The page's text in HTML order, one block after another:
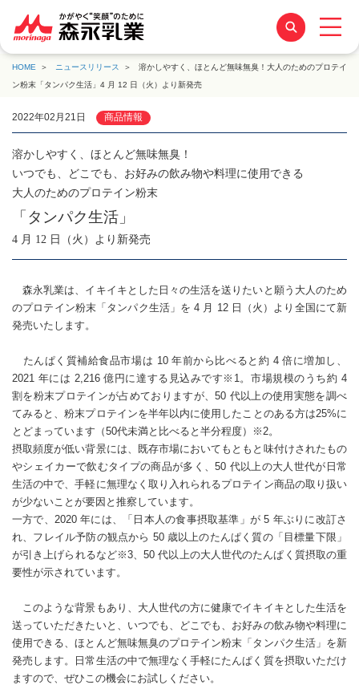
HOME ニュースリリース
溶かしやすく、ほとんど無味無臭！大人のためのプロテイ
ン粉末「タンパク生活」4 月 12 日（火）より新発売
2022年02月21日 商品情報
溶かしやすく、ほとんど無味無臭！
いつでも、どこでも、お好みの飲み物や料理に使用できる
大人のためのプロテイン粉末
「タンパク生活」
4 月 12 日（火）より新発売
森永乳業は、イキイキとした日々の生活を送りたいと願う大人のため
のプロテイン粉末「タンパク生活」を 4 月 12 日（火）より全国にて新
発売いたします。
たんぱく質補給食品市場は 10 年前から比べると約 4 倍に増加し、
2021 年には 2,216 億円に達する見込みです※1。市場規模のうち約 4
割を粉末プロテインが占めておりますが、50 代以上の使用実態を調べ
てみると、粉末プロテインを半年以内に使用したことのある方は25%に
とどまっています（50代未満と比べると半分程度）※2。
摂取頻度が低い背景には、既存市場においてもともと味付けされたもの
やシェイカーで飲むタイプの商品が多く、50 代以上の大人世代が日常
生活の中で、手軽に無理なく取り入れられるプロテイン商品の取り扱い
が少ないことが要因と推察しています。
一方で、2020 年には、「日本人の食事摂取基準」が 5 年ぶりに改訂さ
れ、フレイル予防の観点から 50 歳以上のたんぱく質の「目標量下限」
が引き上げられるなど※3、50 代以上の大人世代のたんぱく質摂取の重
要性が示されています。
このような背景もあり、大人世代の方に健康でイキイキとした生活を
送っていただきたいと、いつでも、どこでも、お好みの飲み物や料理に
使用できる、ほとんど無味無臭のプロテイン粉末「タンパク生活」を新
発売します。日常生活の中で無理なく手軽にたんぱく質を摂取いただけ
ますので、ぜひこの機会にお試しください。